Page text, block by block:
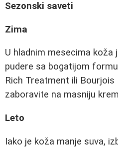
Sezonski saveti
Zima
U hladnim mesecima koža
pudere sa bogatijom
Rich Treatment ili Bourjois
zaboravite na masniju
Leto
Iako je koža manje suva,